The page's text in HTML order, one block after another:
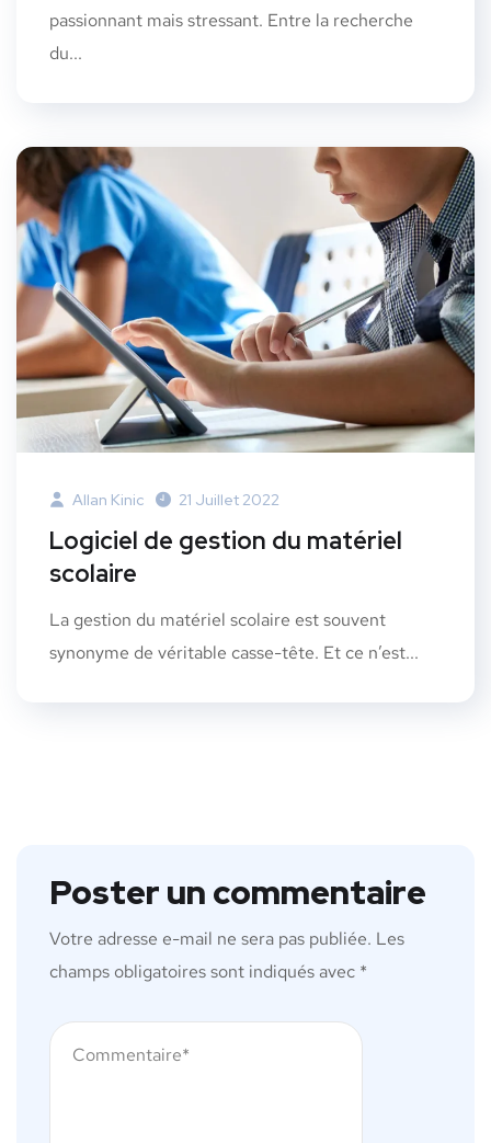
passionnant mais stressant. Entre la recherche
du...
Allan Kinic 21 Juillet 2022
Logiciel de gestion du matériel
scolaire
La gestion du matériel scolaire est souvent
synonyme de véritable casse-tête. Et ce n’est...
Poster un commentaire
Votre adresse e-mail ne sera pas publiée. Les
champs obligatoires sont indiqués avec *